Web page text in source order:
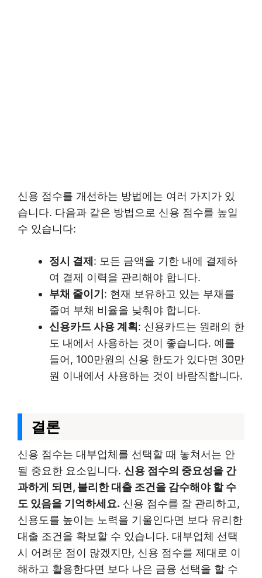
신용 점수를 개선하는 방법에는 여러 가지가 있
습니다. 다음과 같은 방법으로 신용 점수를 높일
수 있습니다:
정시 결제 : 모든 금액을 기한 내에 결제하
여 결제 이력을 관리해야 합니다.
부채 줄이기 : 현재 보유하고 있는 부채를
줄여 부채 비율을 낮춰야 합니다.
신용카드 사용 계획 : 신용카드는 원래의 한
도 내에서 사용하는 것이 좋습니다. 예를
들어, 100만원의 신용 한도가 있다면 30만
원 이내에서 사용하는 것이 바람직합니다.
결론
신용 점수는 대부업체를 선택할 때 놓쳐서는 안
될 중요한 요소입니다. 신용 점수의 중요성을 간
과하게 되면, 불리한 대출 조건을 감수해야 할 수
도 있음을 기억하세요. 신용 점수를 잘 관리하고,
신용도를 높이는 노력을 기울인다면 보다 유리한
대출 조건을 확보할 수 있습니다. 대부업체 선택
시 어려운 점이 많겠지만, 신용 점수를 제대로 이
해하고 활용한다면 보다 나은 금융 선택을 할 수